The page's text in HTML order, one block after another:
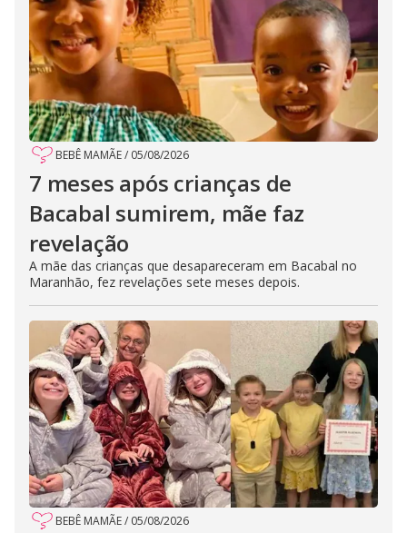
BEBÊ MAMÃE/ 05/08/2026
7 meses após crianças de
Bacabal sumirem, mãe faz
revelação
A mãe das crianças que desapareceram em Bacabal no
Maranhão, fez revelações sete meses depois.
BEBÊ MAMÃE/ 05/08/2026